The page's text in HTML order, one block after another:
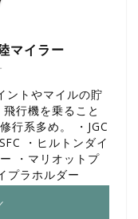
マイラー
ントやマイルの貯
行機を乗ること
行系多め。 ・JGC
・ヒルトンダイ
・マリオットプ
プラホルダー